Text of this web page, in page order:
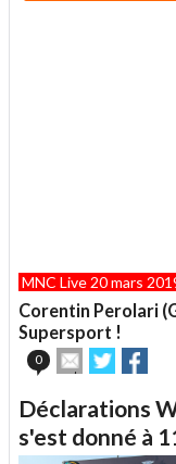
MNC Live 20 mars
Corentin Perolari
Supersport !
0
Envoyer
cet
à
un
ami
Partager
sur sur
Déclarations
s'est donné à